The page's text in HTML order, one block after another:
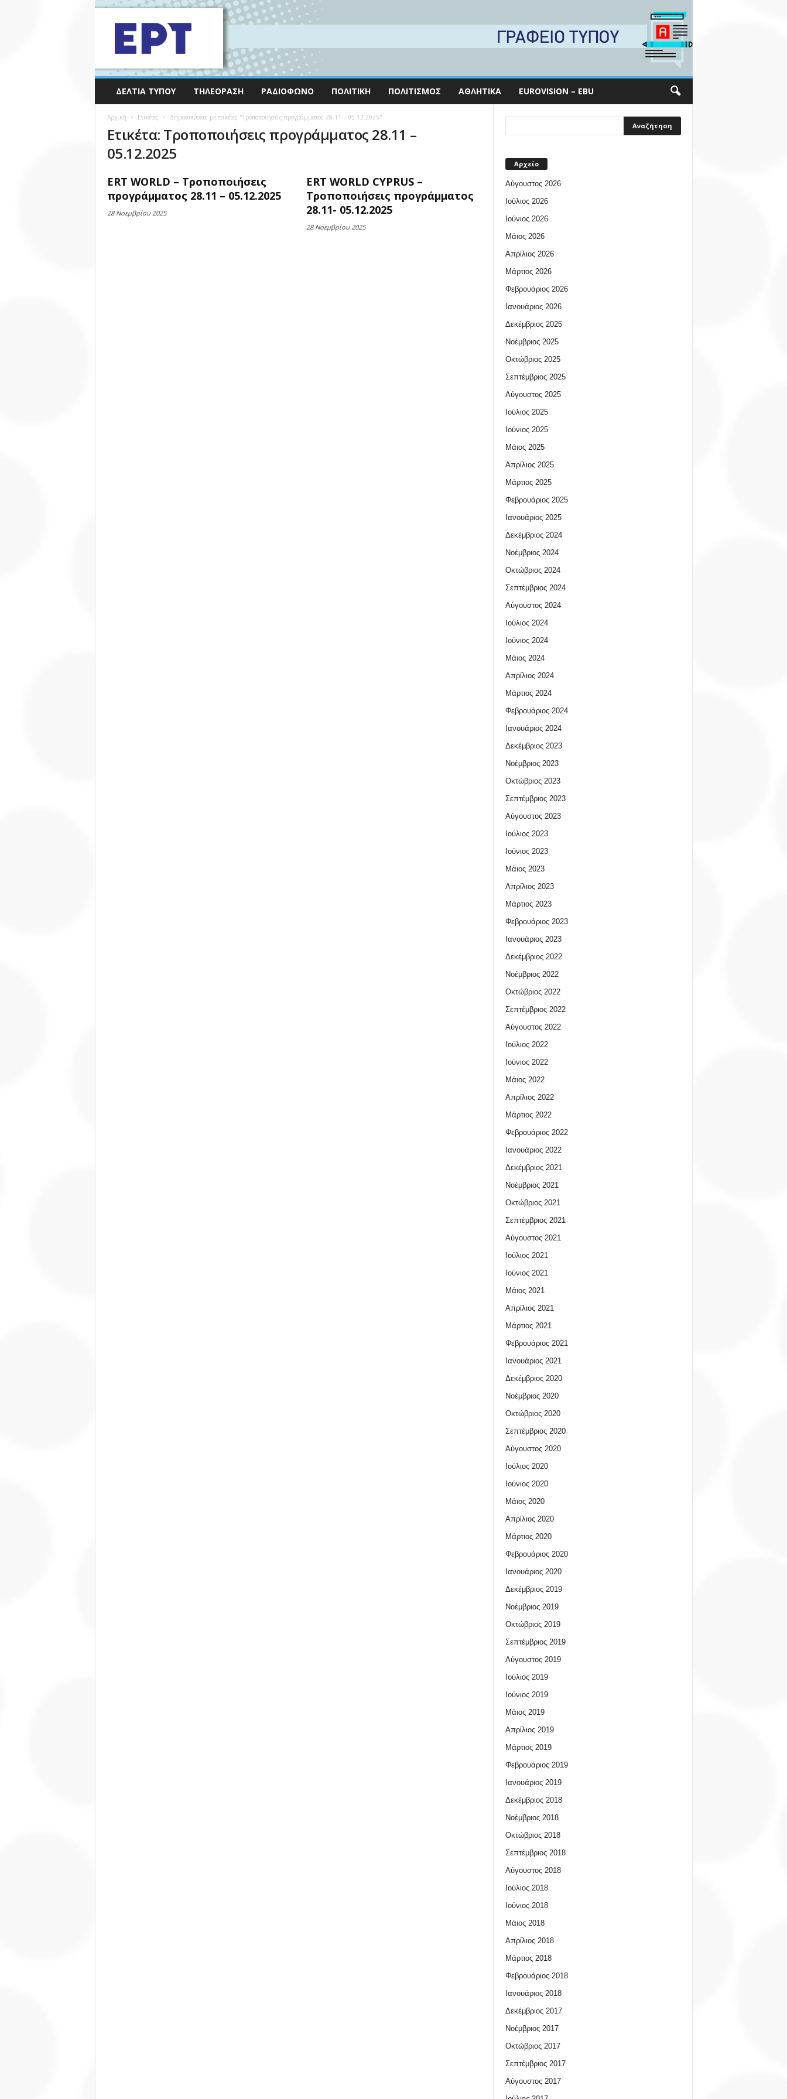
ΔΕΛΤΊΑ ΤΎΠΟΥ ΤΗΛΕΌΡΑΣΗ ΡΑΔΙΌΦΩΝΟ ΠΟΛΙΤΙΚΉ ΠΟΛΙΤΙΣΜΌΣ ΑΘΛΗΤΙΚΆ EUROVISION – EBU
Αρχική Ετικέτες Δημοσιεύσεις με ετικέτες "Τροποποιήσεις προγράμματος 28.11 – 05.12.2025"
Ετικέτα: Τροποποιήσεις προγράμματος 28.11 –
05.12.2025
ERT WORLD – Τροποποιήσεις
προγράμματος 28.11 – 05.12.2025
28 Νοεμβρίου 2025
ERT WORLD CYPRUS –
Τροποποιήσεις προγράμματος
28.11- 05.12.2025
28 Νοεμβρίου 2025
Αρχείο
Αύγουστος 2026
Ιούλιος 2026
Ιούνιος 2026
Μάιος 2026
Απρίλιος 2026
Μάρτιος 2026
Φεβρουάριος 2026
Ιανουάριος 2026
Δεκέμβριος 2025
Νοέμβριος 2025
Οκτώβριος 2025
Σεπτέμβριος 2025
Αύγουστος 2025
Ιούλιος 2025
Ιούνιος 2025
Μάιος 2025
Απρίλιος 2025
Μάρτιος 2025
Φεβρουάριος 2025
Ιανουάριος 2025
Δεκέμβριος 2024
Νοέμβριος 2024
Οκτώβριος 2024
Σεπτέμβριος 2024
Αύγουστος 2024
Ιούλιος 2024
Ιούνιος 2024
Μάιος 2024
Απρίλιος 2024
Μάρτιος 2024
Φεβρουάριος 2024
Ιανουάριος 2024
Δεκέμβριος 2023
Νοέμβριος 2023
Οκτώβριος 2023
Σεπτέμβριος 2023
Αύγουστος 2023
Ιούλιος 2023
Ιούνιος 2023
Μάιος 2023
Απρίλιος 2023
Μάρτιος 2023
Φεβρουάριος 2023
Ιανουάριος 2023
Δεκέμβριος 2022
Νοέμβριος 2022
Οκτώβριος 2022
Σεπτέμβριος 2022
Αύγουστος 2022
Ιούλιος 2022
Ιούνιος 2022
Μάιος 2022
Απρίλιος 2022
Μάρτιος 2022
Φεβρουάριος 2022
Ιανουάριος 2022
Δεκέμβριος 2021
Νοέμβριος 2021
Οκτώβριος 2021
Σεπτέμβριος 2021
Αύγουστος 2021
Ιούλιος 2021
Ιούνιος 2021
Μάιος 2021
Απρίλιος 2021
Μάρτιος 2021
Φεβρουάριος 2021
Ιανουάριος 2021
Δεκέμβριος 2020
Νοέμβριος 2020
Οκτώβριος 2020
Σεπτέμβριος 2020
Αύγουστος 2020
Ιούλιος 2020
Ιούνιος 2020
Μάιος 2020
Απρίλιος 2020
Μάρτιος 2020
Φεβρουάριος 2020
Ιανουάριος 2020
Δεκέμβριος 2019
Νοέμβριος 2019
Οκτώβριος 2019
Σεπτέμβριος 2019
Αύγουστος 2019
Ιούλιος 2019
Ιούνιος 2019
Μάιος 2019
Απρίλιος 2019
Μάρτιος 2019
Φεβρουάριος 2019
Ιανουάριος 2019
Δεκέμβριος 2018
Νοέμβριος 2018
Οκτώβριος 2018
Σεπτέμβριος 2018
Αύγουστος 2018
Ιούλιος 2018
Ιούνιος 2018
Μάιος 2018
Απρίλιος 2018
Μάρτιος 2018
Φεβρουάριος 2018
Ιανουάριος 2018
Δεκέμβριος 2017
Νοέμβριος 2017
Οκτώβριος 2017
Σεπτέμβριος 2017
Αύγουστος 2017